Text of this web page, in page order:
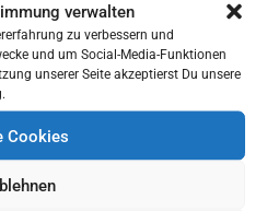
verwalten
zu verbessern und
und um Social-Media-Funktionen
unserer Seite akzeptierst Du unsere
Cookies
erfolgt durch eine schriftliche
per Email) und kann mit
31.03. / 31.07. / 31.10. eines
Davon ausgenommen
(Umzug, Tod,
etc.)
Jugend-Tool